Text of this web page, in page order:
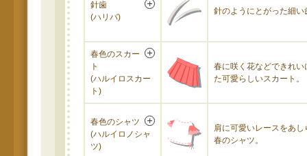
針歯
(ハリバ)
針のようにとがった細い
春色のスカー
ト
(ハルイロスカー
ト)
春に咲く花などできれい
た可愛らしいスカート。
春色のシャツ
(ハルイロノシャ
ツ)
肩に可愛いレースをあし
春のシャツ。